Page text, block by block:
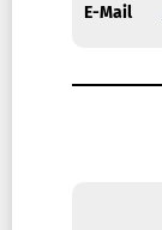
E-Mail